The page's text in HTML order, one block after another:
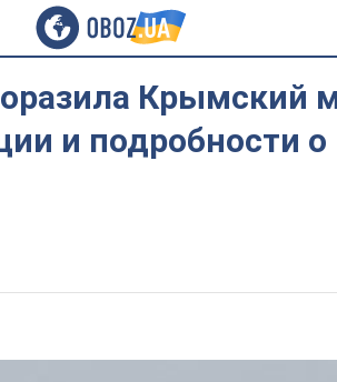
Крымский
и подробности о